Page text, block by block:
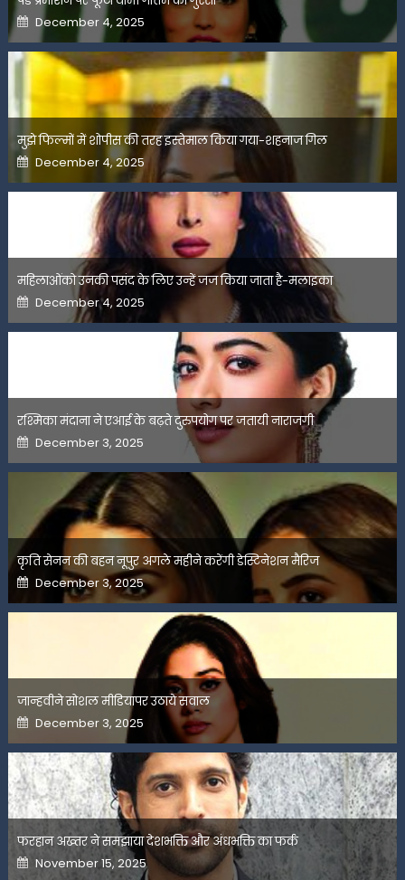
Posted
on
December 4, 2025
मुझे फिल्मों में शोपीस की तरह इस्तेमाल किया गया-शहनाज गिल
Posted
on
December 4, 2025
महिलाओंको उनकी पसंद के लिए उन्हें जज किया जाता है-मलाइका
Posted
on
December 4, 2025
रश्मिका मंदाना ने एआई के बढ़ते दुरुपयोग पर जतायी नाराजगी
Posted
on
December 3, 2025
कृति सेनन की बहन नूपुर अगले महीने करेंगी डेस्टिनेशन मैरिज
Posted
on
December 3, 2025
जान्हवीने सोशल मीडियापर उठाये सवाल
Posted
on
December 3, 2025
फरहान अख्तर ने समझाया देशभक्ति और अंधभक्ति का फर्क
Posted
on
November 15, 2025